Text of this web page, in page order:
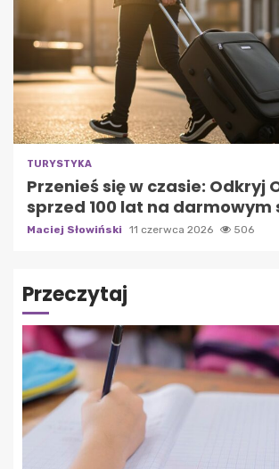
TURYSTYKA
Przenieś się w czasie: Odkryj
sprzed 100 lat na darmowym
Maciej Słowiński 11 czerwca 2026 506
Przeczytaj